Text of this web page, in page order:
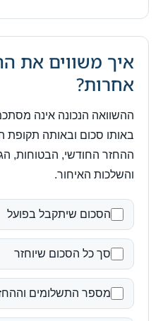
איך משווים את
אחרות?
ההשוואה הנכונה אינה
באותו סכום ובאותה תקופת
ההחזר החודשי, הבטוחות,
והשלכות האיחור.
הסכום שיתקבל בפועל
סך כל הסכום שיוחזר
מספר התשלומים